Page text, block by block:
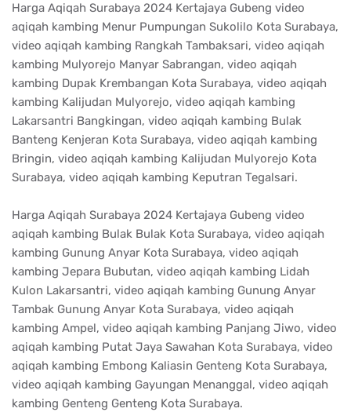
Harga Aqiqah Surabaya 2024 Kertajaya Gubeng video
aqiqah kambing Menur Pumpungan Sukolilo Kota Surabaya,
video aqiqah kambing Rangkah Tambaksari, video aqiqah
kambing Mulyorejo Manyar Sabrangan, video aqiqah
kambing Dupak Krembangan Kota Surabaya, video aqiqah
kambing Kalijudan Mulyorejo, video aqiqah kambing
Lakarsantri Bangkingan, video aqiqah kambing Bulak
Banteng Kenjeran Kota Surabaya, video aqiqah kambing
Bringin, video aqiqah kambing Kalijudan Mulyorejo Kota
Surabaya, video aqiqah kambing Keputran Tegalsari.
Harga Aqiqah Surabaya 2024 Kertajaya Gubeng video
aqiqah kambing Bulak Bulak Kota Surabaya, video aqiqah
kambing Gunung Anyar Kota Surabaya, video aqiqah
kambing Jepara Bubutan, video aqiqah kambing Lidah
Kulon Lakarsantri, video aqiqah kambing Gunung Anyar
Tambak Gunung Anyar Kota Surabaya, video aqiqah
kambing Ampel, video aqiqah kambing Panjang Jiwo, video
aqiqah kambing Putat Jaya Sawahan Kota Surabaya, video
aqiqah kambing Embong Kaliasin Genteng Kota Surabaya,
video aqiqah kambing Gayungan Menanggal, video aqiqah
kambing Genteng Genteng Kota Surabaya.